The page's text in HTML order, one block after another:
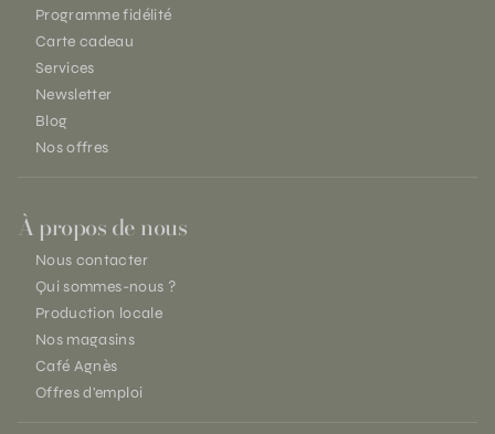
Programme fidélité
Carte cadeau
Services
Newsletter
Blog
Nos offres
À propos de nous
Nous contacter
Qui sommes-nous ?
Production locale
Nos magasins
Café Agnès
Offres d'emploi